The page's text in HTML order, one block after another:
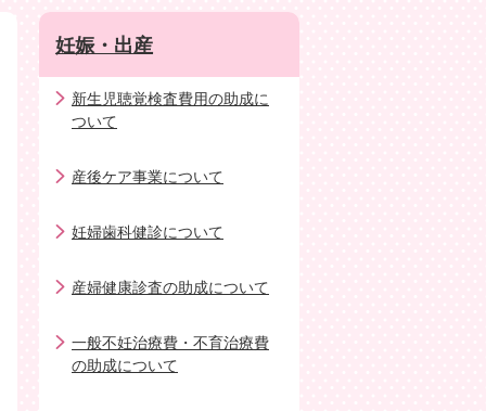
妊娠・出産
新生児聴覚検査費用の助成に
ついて
産後ケア事業について
妊婦歯科健診について
産婦健康診査の助成について
一般不妊治療費・不育治療費
の助成について